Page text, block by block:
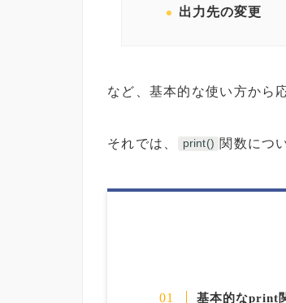
出力先の変更
など、基本的な使い方から
それでは、 print() 関数につ
基本的なprint